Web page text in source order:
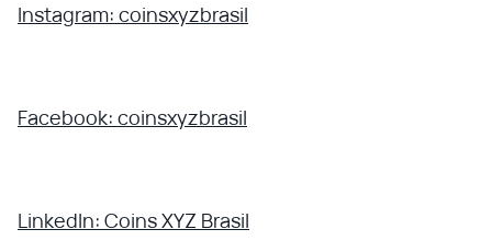
Instagram: coinsxyzbrasil
Facebook: coinsxyzbrasil
LinkedIn: Coins XYZ Brasil